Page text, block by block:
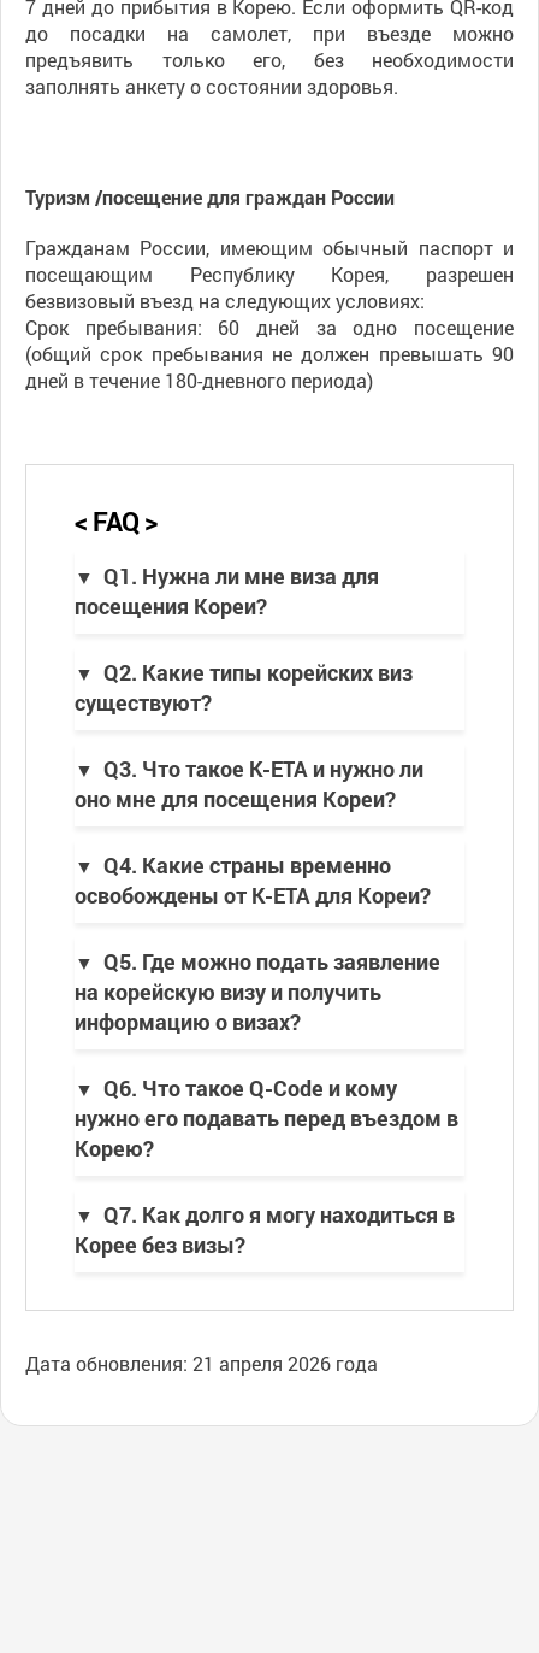
7 дней до прибытия в Корею. Если оформить QR-код
до посадки на самолет, при въезде можно
предъявить только его, без необходимости
заполнять анкету о состоянии здоровья.
Туризм /посещение для граждан России
Гражданам России, имеющим обычный паспорт и
посещающим Республику Корея, разрешен
безвизовый въезд на следующих условиях:
Срок пребывания: 60 дней за одно посещение
(общий срок пребывания не должен превышать 90
дней в течение 180-дневного периода)
< FAQ >
Q1. Нужна ли мне виза для
посещения Кореи?
Q2. Какие типы корейских виз
существуют?
Q3. Что такое K-ETA и нужно ли
оно мне для посещения Кореи?
Q4. Какие страны временно
освобождены от K-ETA для Кореи?
Q5. Где можно подать заявление
на корейскую визу и получить
информацию о визах?
Q6. Что такое Q-Code и кому
нужно его подавать перед въездом в
Корею?
Q7. Как долго я могу находиться в
Корее без визы?
Дата обновления: 21 апреля 2026 года